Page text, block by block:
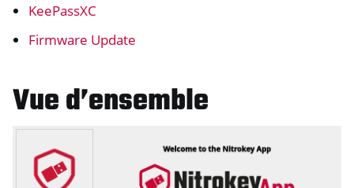
KeePassXC
Firmware Update
Vue d’ensemble